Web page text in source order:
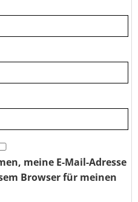
meine E-Mail-Adresse
Browser für meinen